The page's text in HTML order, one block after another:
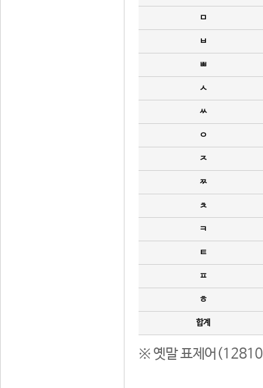
ㅁ
ㅂ
ㅃ
ㅅ
ㅆ
ㅇ
ㅈ
ㅉ
ㅊ
ㅋ
ㅌ
ㅍ
ㅎ
합계
※ 옛말 표제어(12810